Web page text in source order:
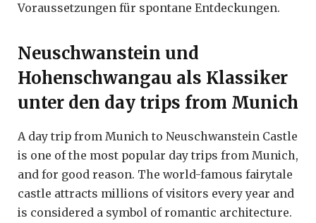
Voraussetzungen für spontane Entdeckungen.
Neuschwanstein und
Hohenschwangau als Klassiker
unter den day trips from Munich
A day trip from Munich to Neuschwanstein Castle
is one of the most popular day trips from Munich,
and for good reason. The world-famous fairytale
castle attracts millions of visitors every year and
is considered a symbol of romantic architecture.